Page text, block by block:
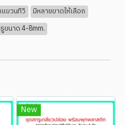
ขวนทีวี
มีหลายขาดให้เลือก
ขนาด 4-8mm.
New